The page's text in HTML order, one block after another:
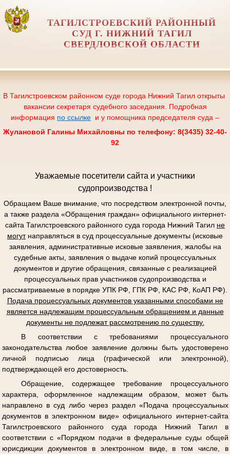
ТАГИЛСТРОЕВСКИЙ РАЙОННЫЙ
СУД Г. НИЖНИЙ ТАГИЛ
СВЕРДЛОВСКОЙ ОБЛАСТИ
В Тагилстроевском районном суде города Нижний Тагил открыты
вакансии секретаря судебного заседания. Подробная
информация по ссылке и у помощника председателя суда –
Жулановой Галины Михайловны по телефону: 8(3435) 32-40-
92
Уважаемые посетители сайта и участники
судопроизводства !
Обращаем Ваше внимание, что посредством электронной почты,
а также раздела «Обращения граждан» официального интернет-
сайта Тагилстроевского районного суда города Нижний Тагил не
могутнаправляться в суд процессуальные документы (исковые
заявления, административные исковые заявления, жалобы на
судебные акты, заявления о выдаче копий процессуальных
документов и другие обращения, связанные с реализацией
процессуальных прав участников судопроизводства и
рассматриваемые в порядке УПК РФ, ГПК РФ, КАС РФ, КоАП РФ).
Подача процессуальных документов указанными способами не
является надлежащим процессуальным обращением и данные
документы не подлежат рассмотрению по существу.
В соответствии с требованиями процессуального
законодательства любое заявление должны быть удостоверено
личной подписью лица (графической или электронной),
подтверждающей его достоверность.
Обращение, содержащее требование процессуального
характера, оформленное надлежащим образом, может быть
направлено в суд либо через раздел «Подача процессуальных
документов в электронном виде» официального интернет-сайта
Тагилстроевского районного суда города Нижний Тагил в
соответствии с «Порядком подачи в федеральные суды общей
юрисдикции документов в электронном виде, в том числе, в